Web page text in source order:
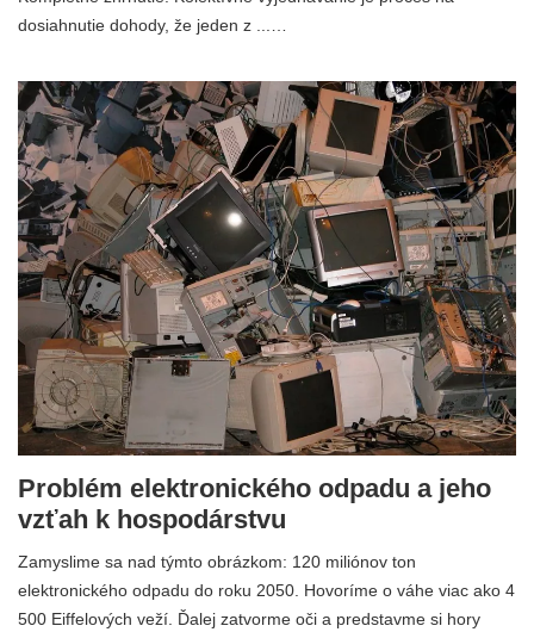
dosiahnutie dohody, že jeden z ...…
Problém elektronického odpadu a jeho
vzťah k hospodárstvu
Zamyslime sa nad týmto obrázkom: 120 miliónov ton
elektronického odpadu do roku 2050. Hovoríme o váhe viac ako 4
500 Eiffelových veží. Ďalej zatvorme oči a predstavme si hory